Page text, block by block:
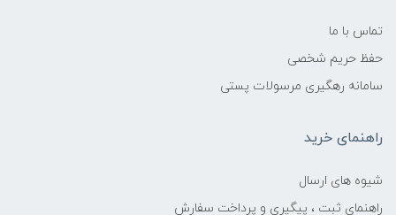
تماس با ما
حفظ حریم شخصی
سامانه رهگیری مرسولات پستی
راهنمای خرید
شیوه های ارسال
راهنمای ثبت ، پیگیری و پرداخت سفارش